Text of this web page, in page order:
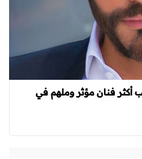
فنان مؤثر وملهم في